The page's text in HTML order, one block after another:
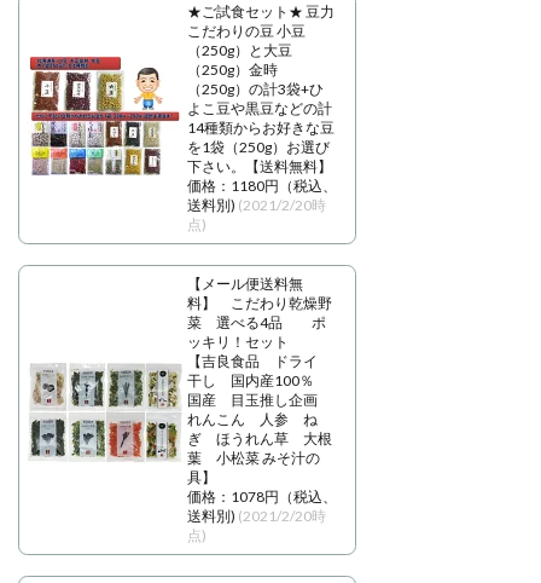
★ご試食セット★ 豆力
こだわりの豆 小豆
（250g）と大豆
（250g）金時
（250g）の計3袋+ひ
よこ豆や黒豆などの計
14種類からお好きな豆
を1袋（250g）お選び
下さい。【送料無料】
価格：1180円（税込、
送料別) (2021/2/20時
点)
【メール便送料無
料】 こだわり乾燥野
菜 選べる4品 ポ
ッキリ！セット
【吉良食品 ドライ
干し 国内産100％
国産 目玉推し企画
れんこん 人参 ね
ぎ ほうれん草 大根
葉 小松菜 みそ汁の
具】
価格：1078円（税込、
送料別) (2021/2/20時
点)